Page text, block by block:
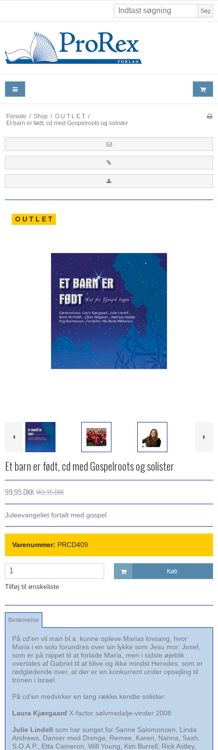
Søg
Forside / Shop / O U T L E T /
Et barn er født, cd med Gospelroots og solister
O U T L E T
Et barn er født, cd med Gospelroots og solister
99,95 DKK149,95 DKK
Juleevangeliet fortalt med gospel
Varenummer: PRCD409
Køb
Tilføj til ønskeliste
Beskrivelse
På cd'en vil man bl.a. kunne opleve Marias lovsang, hvor
Maria i en solo forundres over sin lykke som Jesu mor, Josef,
som er på nippet til at forlade Maria, men i sidste øjeblik
overtales af Gabriel til at blive og ikke mindst Herodes, som er
rødglødende over, at der er en konkurrent under opsejling til
tronen i Israel.
På cd'en medvirker en lang række kendte solister:
Laura Kjærgaard X-factor sølvmedalje-vinder 2008
Julie Lindell som har sunget for Sanne Salomonsen, Linda
Andrews, Danser med Drenge, Remee, Karen, Nanna, Sash,
S.O.A.P., Etta Cameron, Will Young, Kim Burrell, Rick Astley,